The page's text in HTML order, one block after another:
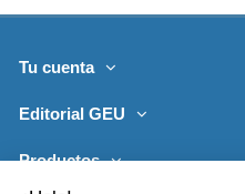
Tu cuenta
Editorial GEU
Productos